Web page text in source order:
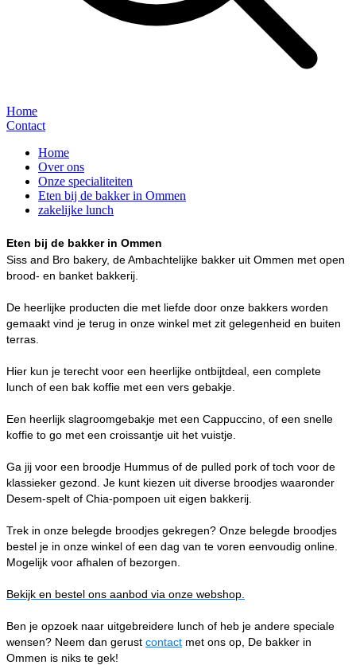
Home
Contact
Home
Over ons
Onze specialiteiten
Eten bij de bakker in Ommen
zakelijke lunch
Eten bij de bakker in Ommen
Siss and Bro bakery, de Ambachtelijke bakker uit Ommen met open
brood- en banket bakkerij.
De heerlijke producten die met liefde door onze bakkers worden
gemaakt vind je terug in onze winkel met zit gelegenheid en buiten
terras.
Hier kun je terecht voor een heerlijke ontbijtdeal, een complete
lunch of een bak koffie met een vers gebakje.
Een heerlijk slagroomgebakje met een Cappuccino, of een snelle
koffie to go met een croissantje uit het vuistje.
Ga jij voor een broodje Hummus of de pulled pork of toch voor de
klassieker gezond. Je kunt kiezen uit diverse broodjes waaronder
Desem-spelt of Chia-pompoen uit eigen bakkerij.
Trek in onze belegde broodjes gekregen? Onze belegde broodjes
bestel je in onze winkel of een dag van te voren eenvoudig online.
Mogelijk voor afhalen of bezorgen.
Bekijk en bestel ons aanbod via onze webshop.
Ben je opzoek naar uitgebreidere lunch of heb je andere speciale
wensen? Neem dan gerust contact met ons op, De bakker in
Ommen is niks te gek!